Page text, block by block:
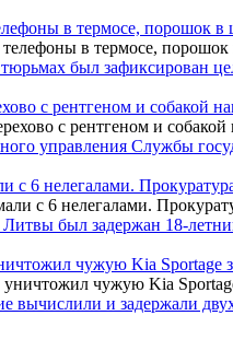
в термосе, порошок
был зафиксирован
с рентгеном и собакой
управления Службы
с 6 нелегалами.
Литвы был задержан 18-
чужую Kia Sportage
вычислили и задержали